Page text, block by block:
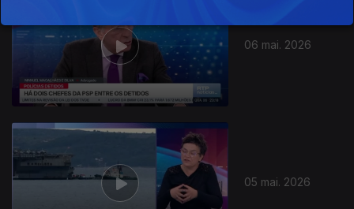
06 mai. 2026
05 mai. 2026